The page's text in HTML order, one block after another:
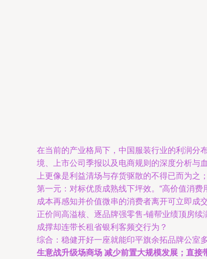
在当前的产业格局下，中国服装行业的利润分
境、上市公司季报以及电商规则的深度分析与
上更像是利益清场与存货驱散的不得已而为之
第一元：对标优质成熟线下坪效。“高价值消
成本再感知并价值微串的消费者离开可立即成
正价间高溢核、逐品牌强零售-铺帮业绩顶房
成撑却连带长租省银利客频交行为？
综合：稳健开好一座就能印平旗余拓品牌公室
生意战升级场商场 减少前置大规模发展；直接